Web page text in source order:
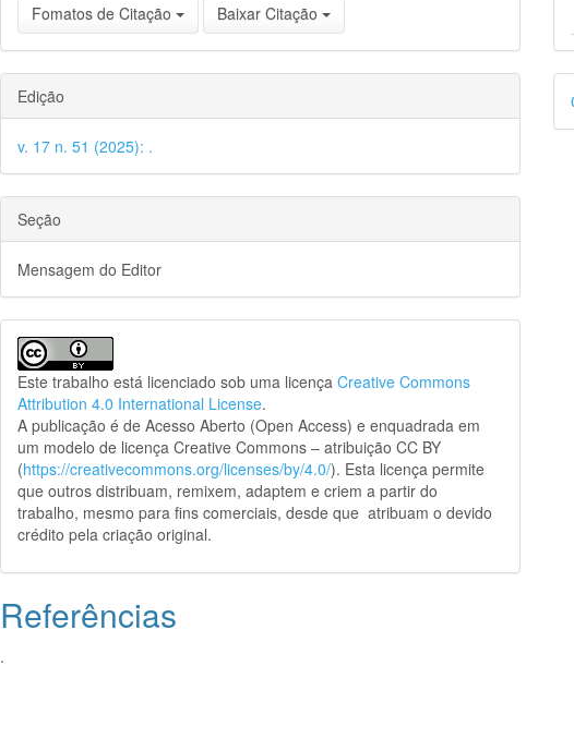
Fomatos de Citação Baixar Citação
Edição
v. 17 n. 51 (2025): .
Seção
Mensagem do Editor
Este trabalho está licenciado sob uma licençaCreative Commons
Attribution 4.0 International License.
A publicação é de Acesso Aberto (Open Access) e enquadrada em
um modelo de licença Creative Commons – atribuição CC BY
(https://creativecommons.org/licenses/by/4.0/). Esta licença permite
que outros distribuam, remixem, adaptem e criem a partir do
trabalho, mesmo para fins comerciais, desde que atribuam o devido
crédito pela criação original.
Referências
.